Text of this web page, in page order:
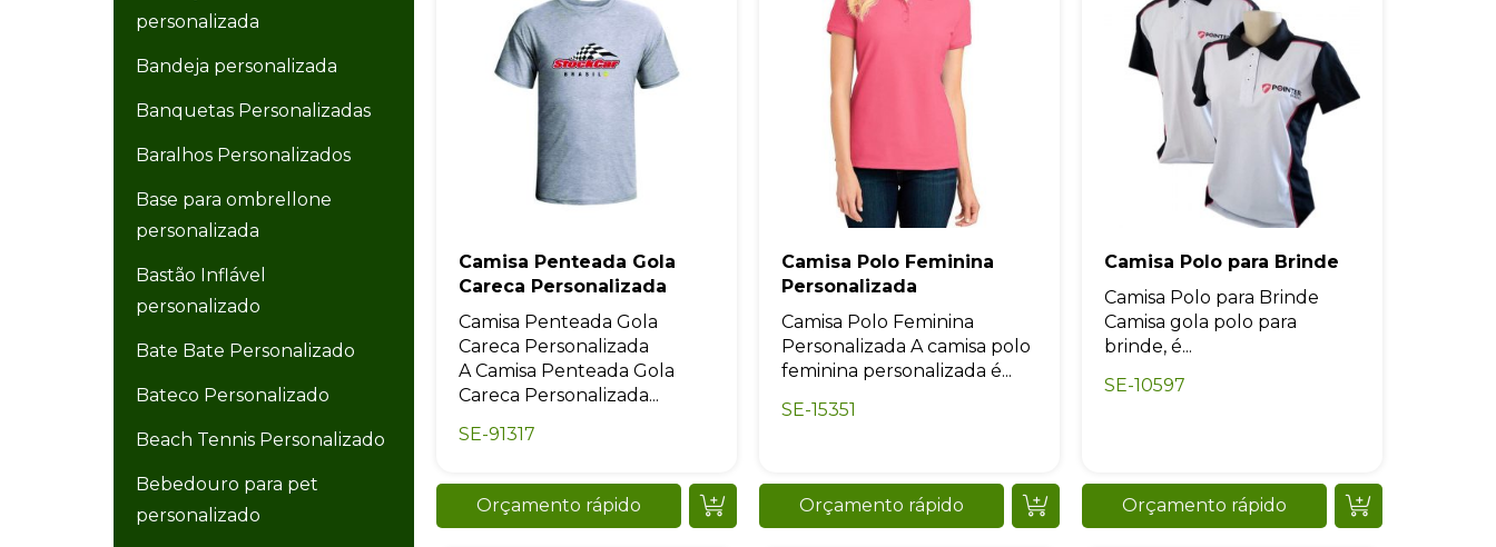
personalizada
Bandeja personalizada
Banquetas Personalizadas
Baralhos Personalizados
Base para ombrellone
personalizada
Bastão Inflável
personalizado
Bate Bate Personalizado
Bateco Personalizado
Beach Tennis Personalizado
Bebedouro para pet
personalizado
Camisa Penteada Gola
Careca Personalizada
Camisa Penteada Gola
Careca Personalizada
A Camisa Penteada Gola
Careca Personalizada...
SE-91317
Orçamento rápido
Camisa Polo Feminina
Personalizada
Camisa Polo Feminina
Personalizada A camisa polo
feminina personalizada é...
SE-15351
Orçamento rápido
Camisa Polo para Brinde
Camisa Polo para Brinde
Camisa gola polo para
brinde, é...
SE-10597
Orçamento rápido
+55
Eu concordo em receber comunicações.
A nossa empresa está comprometida a proteger e respeitar sua
privacidade, utilizaremos seus dados apenas para fins de
marketing. Você pode alterar suas preferências a qualquer
Iniciar conversa